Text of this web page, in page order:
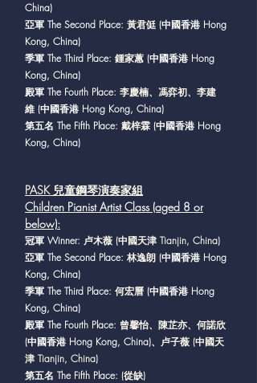
China)
亞軍 The Second Place: 黃君侹 (中國香港 Hong
Kong, China)
季軍 The Third Place: 鍾家蕙 (中國香港 Hong
Kong, China)
殿軍 The Fourth Place: 李慶楠、馮弈初、李建
維 (中國香港 Hong Kong, China)
第五名 The Fifth Place: 戴梓霖 (中國香港 Hong
Kong, China)
PASK 兒童鋼琴演奏家組
Children Pianist Artist Class (aged 8 or
below):
冠軍 Winner: 卢木薇 (中國天津 Tianjin, China)
亞軍 The Second Place: 林逸朗 (中國香港 Hong
Kong, China)
季軍 The Third Place: 何宏曆 (中國香港 Hong
Kong, China)
殿軍 The Fourth Place: 曾馨怡、陳芷亦、何諾欣
(中國香港 Hong Kong, China)、卢子薇 (中國天
津 Tianjin, China)
第五名 The Fifth Place: (從缺)